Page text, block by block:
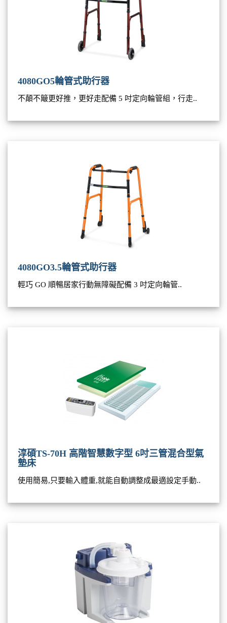
4080GO5輪管式助行器
不顛不簸更好推，更好走配備 5 吋定向輪管組，行走..
4080GO3.5輪管式助行器
輕巧 GO 順暢居家行動無障礙配備 3 吋定向輪管..
淳碩TS-70H 高階智慧數字型 6吋三管混合型氣
墊床
使用簡易,只要輸入體重,就能自動調整成最適設定手動..